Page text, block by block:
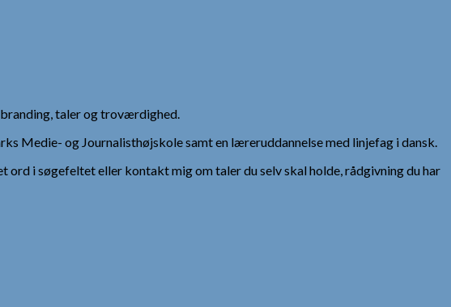
taler og troværdighed.
Medie- og Journalisthøjskole samt en læreruddannelse med linjefag i dansk.
i søgefeltet eller kontakt mig om taler du selv skal holde, rådgivning du har